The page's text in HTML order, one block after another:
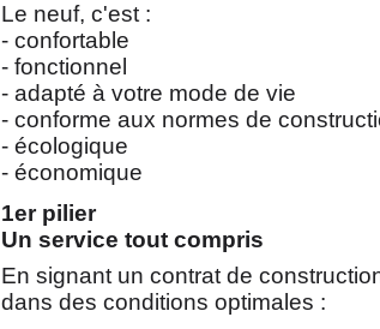
Le neuf, c'est :
- confortable
- fonctionnel
- adapté à votre mode de vie
- conforme aux normes de
- écologique
- économique
1er pilier
Un service tout compris
En signant un contrat de
dans des conditions optimales :